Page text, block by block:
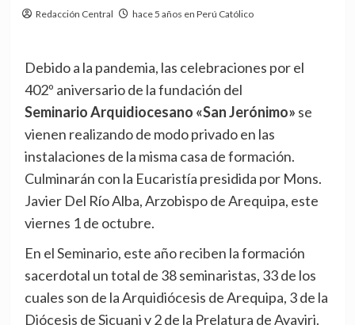
Redacción Central hace 5 años en Perú Católico
Debido a la pandemia, las celebraciones por el
402º aniversario de la fundación del
Seminario Arquidiocesano «San Jerónimo» se
vienen realizando de modo privado en las
instalaciones de la misma casa de formación.
Culminarán con la Eucaristía presidida por Mons.
Javier Del Río Alba, Arzobispo de Arequipa, este
viernes 1 de octubre.
En el Seminario, este año reciben la formación
sacerdotal un total de 38 seminaristas, 33 de los
cuales son de la Arquidiócesis de Arequipa, 3 de la
Diócesis de Sicuani y 2 de la Prelatura de Ayaviri.